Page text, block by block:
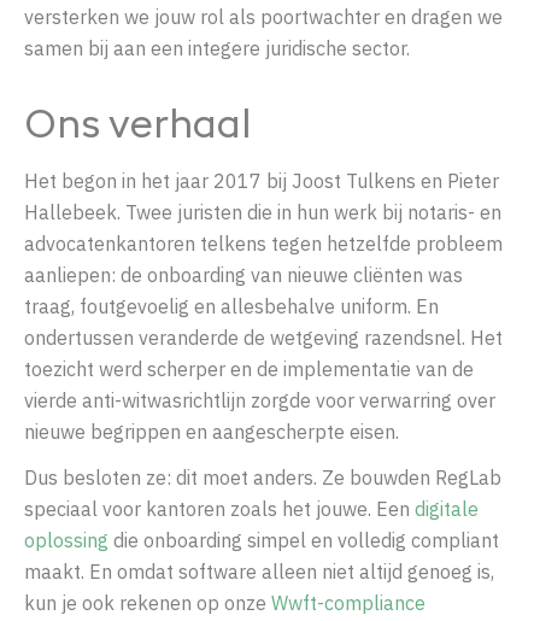
versterken we jouw rol als poortwachter en dragen we
samen bij aan een integere juridische sector.
Ons verhaal
Het begon in het jaar 2017 bij Joost Tulkens en Pieter
Hallebeek. Twee juristen die in hun werk bij notaris- en
advocatenkantoren telkens tegen hetzelfde probleem
aanliepen: de onboarding van nieuwe cliënten was
traag, foutgevoelig en allesbehalve uniform. En
ondertussen veranderde de wetgeving razendsnel. Het
toezicht werd scherper en de implementatie van de
vierde anti-witwasrichtlijn zorgde voor verwarring over
nieuwe begrippen en aangescherpte eisen.
Dus besloten ze: dit moet anders. Ze bouwden RegLab
speciaal voor kantoren zoals het jouwe. Een digitale
oplossing die onboarding simpel en volledig compliant
maakt. En omdat software alleen niet altijd genoeg is,
kun je ook rekenen op onze Wwft-compliance